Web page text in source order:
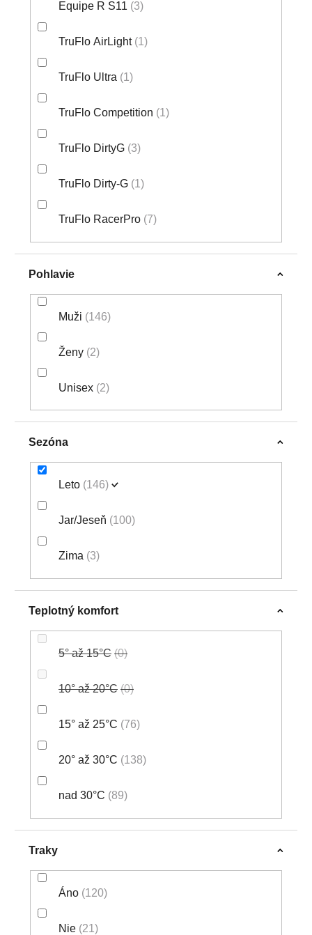
Equipe R S11 3
TruFlo AirLight 1
TruFlo Ultra 1
TruFlo Competition 1
TruFlo DirtyG 3
TruFlo Dirty-G 1
TruFlo RacerPro 7
Pohlavie
Muži 146
Ženy 2
Unisex 2
Sezóna
Leto 146
Jar/Jeseň 100
Zima 3
Teplotný komfort
5° až 15°C 0
10° až 20°C 0
15° až 25°C 76
20° až 30°C 138
nad 30°C 89
Traky
Áno 120
Nie 21